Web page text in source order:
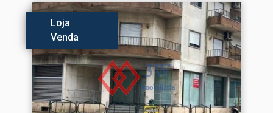
Loja
Venda